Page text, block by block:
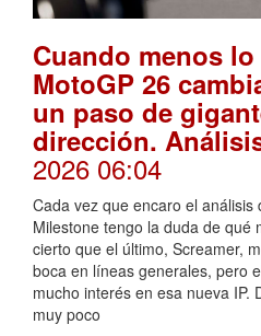
Cuando menos lo
MotoGP 26
un paso de
dirección.
2026 06:04
Cada vez que encaro el análisis
Milestone tengo la duda de qué
cierto que el último, Screamer,
boca en líneas generales, pero
mucho interés en esa nueva IP.
muy poco